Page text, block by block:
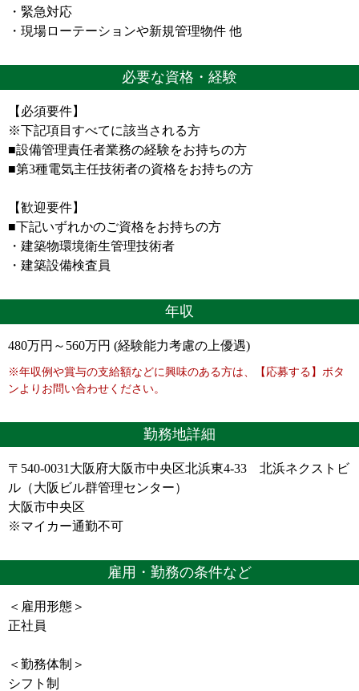
・緊急対応
・現場ローテーションや新規管理物件 他
必要な資格・経験
【必須要件】
※下記項目すべてに該当される方
■設備管理責任者業務の経験をお持ちの方
■第3種電気主任技術者の資格をお持ちの方
【歓迎要件】
■下記いずれかのご資格をお持ちの方
・建築物環境衛生管理技術者
・建築設備検査員
年収
480万円～560万円 (経験能力考慮の上優遇)
※年収例や賞与の支給額などに興味のある方は、【応募する】ボタ
ンよりお問い合わせください。
勤務地詳細
〒540-0031大阪府大阪市中央区北浜東4-33 北浜ネクストビ
ル（大阪ビル群管理センター）
大阪市中央区
※マイカー通勤不可
雇用・勤務の条件など
＜雇用形態＞
正社員
＜勤務体制＞
シフト制